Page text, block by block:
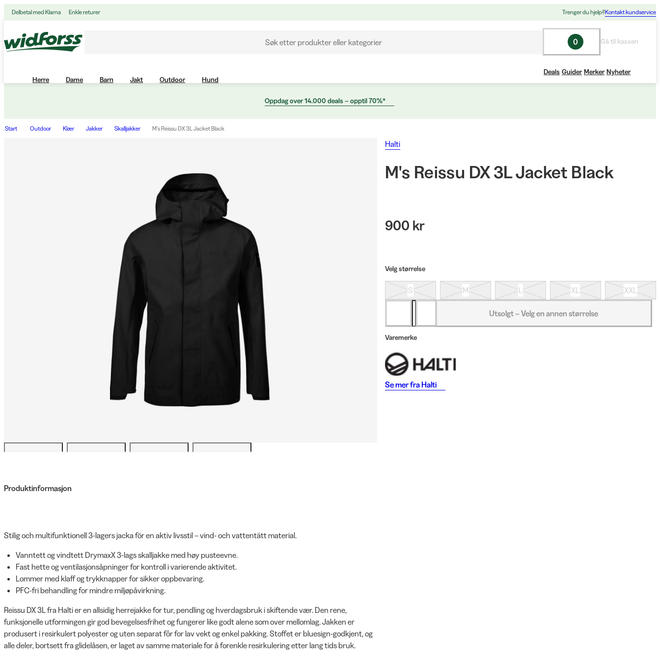
Delbetal med Klarna Enkle returer Trenger du hjelp?Kontakt kundservice
Søk etter produkter eller kategorier 0 Gå til kassen
Herre Dame Barn Jakt Outdoor Hund
Deals Guider Merker Nyheter
Oppdag over 14.000 deals – opptil 70%*
Start Outdoor Klær Jakker Skalljakker M's Reissu DX 3L Jacket Black
Produktinformasjon
Stilig och multifunktionell 3-lagers jacka för en aktiv livsstil – vind- och vattentätt material.
Vanntett og vindtett DrymaxX 3-lags skalljakke med høy pusteevne.
Fast hette og ventilasjonsåpninger for kontroll i varierende aktivitet.
Lommer med klaff og trykknapper for sikker oppbevaring.
PFC-fri behandling for mindre miljøpåvirkning.
Reissu DX 3L fra Halti er en allsidig herrejakke for tur, pendling og hverdagsbruk i skiftende vær. Den rene,
funksjonelle utformingen gir god bevegelsesfrihet og fungerer like godt alene som over mellomlag. Jakken er
produsert i resirkulert polyester og uten separat fôr for lav vekt og enkel pakking. Stoffet er bluesign-godkjent, og
alle deler, bortsett fra glidelåsen, er laget av samme materiale for å forenkle resirkulering etter lang tids bruk.
Halti
M's Reissu DX 3L Jacket Black
900 kr
Velg størrelse
S M L XL XXL
Utsolgt – Velg en annen størrelse
Varemerke
Se mer fra Halti